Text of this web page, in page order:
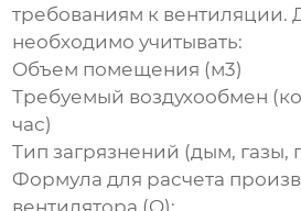
требованиям к вентиляции.
необходимо учитывать:
Объем помещения (м3)
Требуемый воздухообмен
час)
Тип загрязнений (дым, газы,
Формула для расчета